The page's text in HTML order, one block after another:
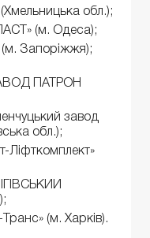
обл.);
(м. Одеса);
(м. Запоріжжя);
ПАТРОН
завод
обл.);
Ліфткомплект»
(м. Харків).